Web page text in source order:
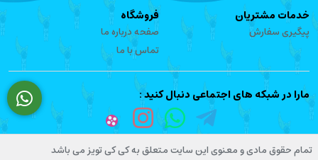
خدمات مشتریان
پیگیری سفارش
فروشگاه
صفحه درباره ما
تماس با ما
مارا در شبکه های اجتماعی دنبال کنید :
تمام حقوق مادی و معنوی این سایت متعلق به کی کی تویز می باشد